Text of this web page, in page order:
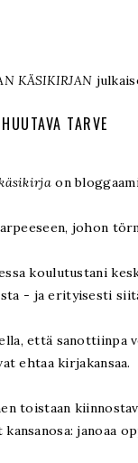
KÄSIKIRJAN
TARVE
on
johon
koulutustani
- ja erityisesti
että sanottiinpa
ehtaa kirjakansaa.
toistaan
janoaa